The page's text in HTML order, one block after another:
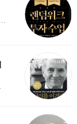
[윤진기 경남대 명예교수] 저자의 경력이나 명성 때문인지 2020년에 번역 출판된 《랜덤워크 투자수업》(A Random Walk Down Wall Street) 12판은 표지부터가 거창하다. ‘45년간 12번 개정하며 철저히 검증한 투자서’, ‘전문가 부럽지 않은 투자 감각을 길러주는 위대한 투자지침서’ 라는 은빛 광고문구로 독자를 유혹한다.[1] 출판 50주...
을 손바닥 크기의 종이에 요...